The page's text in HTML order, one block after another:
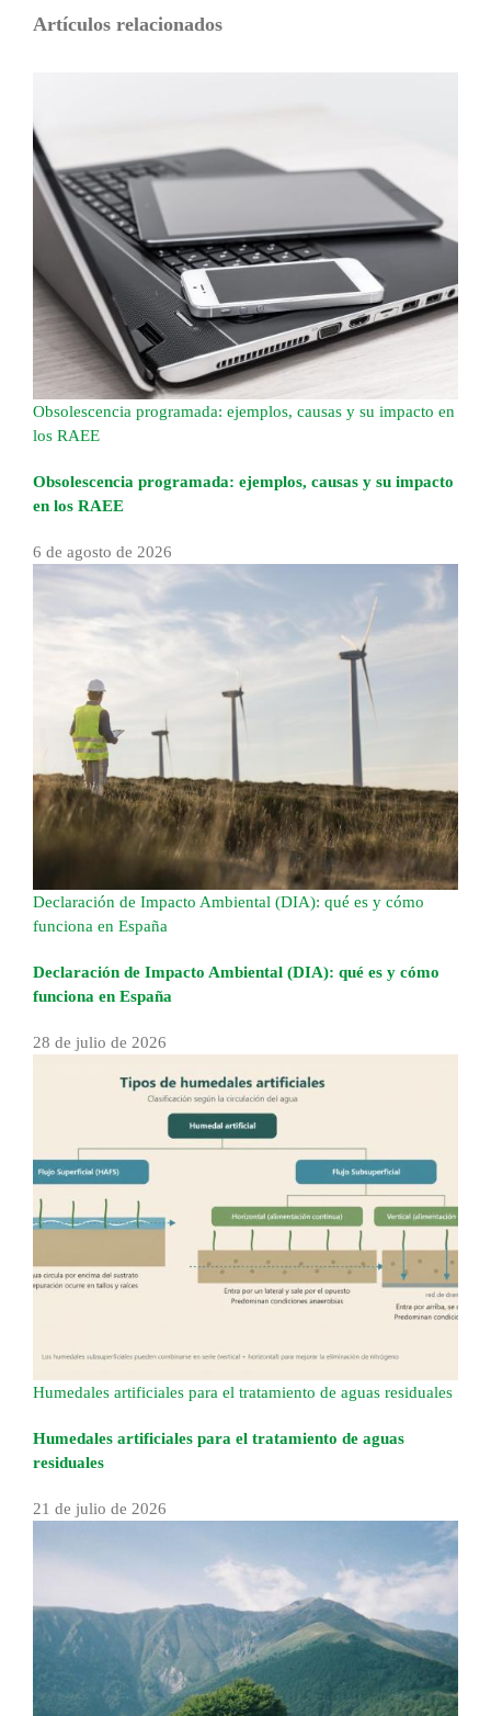
Facebook
X
Reddit
LinkedIn
WhatsApp
Tumblr
Pinterest
Correo
electrónico
Artículos relacionados
Obsolescencia programada: ejemplos, causas y su impacto en
los RAEE
Obsolescencia programada: ejemplos, causas y su impacto
en los RAEE
6 de agosto de 2026
Declaración de Impacto Ambiental (DIA): qué es y cómo
funciona en España
Declaración de Impacto Ambiental (DIA): qué es y cómo
funciona en España
28 de julio de 2026
Humedales artificiales para el tratamiento de aguas residuales
Humedales artificiales para el tratamiento de aguas
residuales
21 de julio de 2026